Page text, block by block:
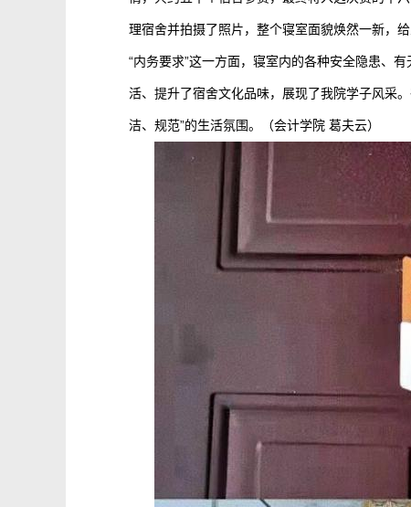
理宿舍并拍摄了照片，整个寝室面貌焕然一新，
“内务要求”这一方面，寝室内的各种安全隐患、
活、提升了宿舍文化品味，展现了我院学子风采
洁、规范”的生活氛围。（会计学院 葛夫云）